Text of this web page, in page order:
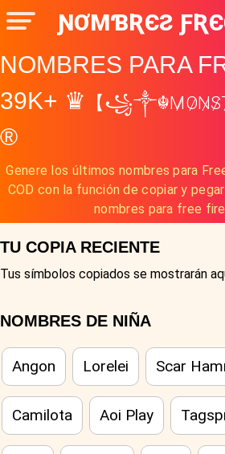
ƝƠMƁƦЄƧ
NOMBRES PARA
39K+ ♛
【
®
Genere los últimos nombres para
COD con la función de copiar y
nombres para free
TU COPIA RECIENTE
Tus símbolos copiados se mostrarán
NOMBRES DE NIÑA
Angon Lorelei Scar
Camilota Aoi Play